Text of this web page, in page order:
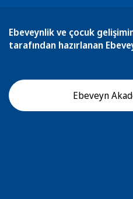
Ebeveynlik ve çocuk
tarafından hazırlanan
Ebeveyn